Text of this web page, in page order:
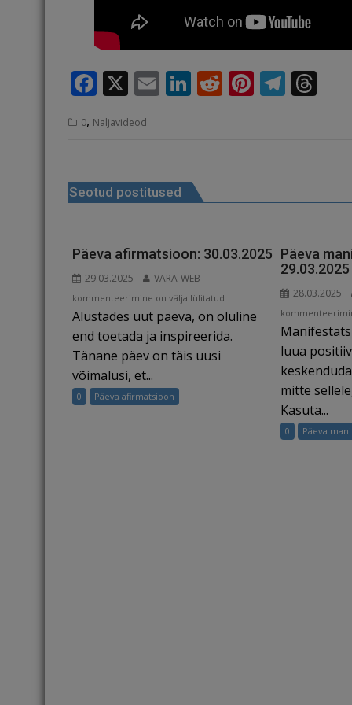
F
c
b
o
k
X E Li
dI
n
R Pi
st
T
m d
0, Naljavideod
Seotud postitused
Päeva afirmatsioon: 30.03.2025
29.03.2025 VARA-WEB
Päeva
afirmatsioon:
30.03.2025
kommenteerimine on välja lülitatud
Alustades uut päeva, on oluline
end toetada ja inspireerida.
Tänane päev on täis uusi
võimalusi, et...
0 Päeva afirmatsioon
Päeva
29.03.2025
28.03.2025
Päeva
manifestatsioon:
29.03.2025
luua
mitte
Kasuta...
0 Päeva